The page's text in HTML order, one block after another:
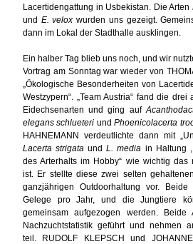
Lacertidengattung in Usbekistan. Die Arten
und E. velox wurden uns gezeigt.
dann im Lokal der Stadthalle ausklingen.
Ein halber Tag blieb uns noch, und wir
Vortrag am Sonntag war wieder von
„Ökologische Besonderheiten von
Westzypern“. „Team Austria“ fand die
Eidechsenarten und ging auf
elegans schlueteri undPhoenicolacerta
HAHNEMANN verdeutlichte dann mit
Lacerta strigata undL. media in Haltung
des Arterhalts im Hobby“ wie wichtig das
ist. Er stellte diese zwei selten
ganzjährigen Outdoorhaltung vor.
Gelege pro Jahr, und die Jungtiere
gemeinsam aufgezogen werden.
Nachzuchtstatistik geführt und nehmen
teil. RUDOLF KLEPSCH und